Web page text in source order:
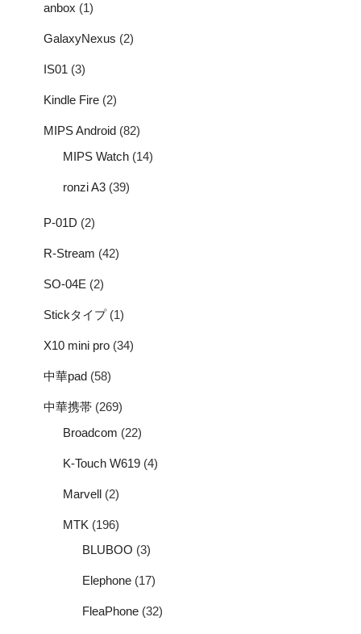
anbox (1)
GalaxyNexus (2)
IS01 (3)
Kindle Fire (2)
MIPS Android (82)
MIPS Watch (14)
ronzi A3 (39)
P-01D (2)
R-Stream (42)
SO-04E (2)
Stickタイプ(1)
X10 mini pro (34)
中華pad (58)
中華携帯 (269)
Broadcom (22)
K-Touch W619 (4)
Marvell (2)
MTK (196)
BLUBOO (3)
Elephone (17)
FleaPhone (32)